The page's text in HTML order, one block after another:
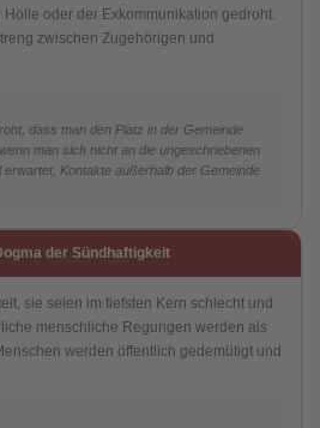
oder der Exkommunikation gedroht.
zwischen Zugehörigen und
dass man den Platz in der Gemeinde
man sich nicht an die ungeschriebenen
erwartet, Kontakte außerhalb der Gemeinde
der Sündhaftigkeit
sie seien im tiefsten Kern schlecht und
menschliche Regungen werden als
werden öffentlich gedemütigt und